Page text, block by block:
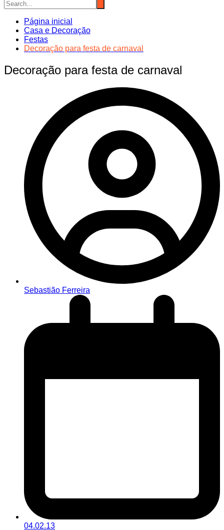
Página inicial
Casa e Decoração
Festas
Decoração para festa de carnaval
Decoração para festa de carnaval
Sebastião Ferreira
04.02.13